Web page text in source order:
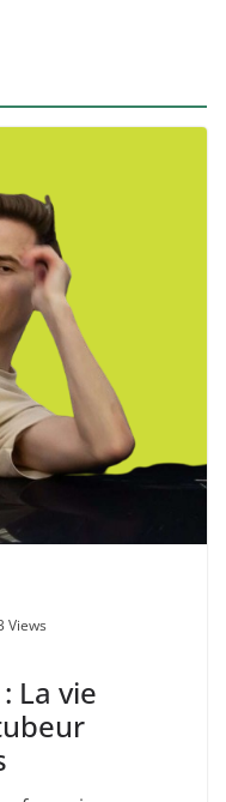
Views
La vie